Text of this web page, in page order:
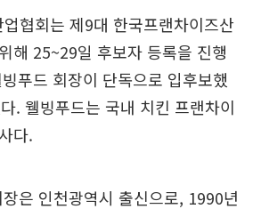
협회는 제9대 한국프랜차이즈산
해 25~29일 후보자 등록을 진행
푸드 회장이 단독으로 입후보했
. 웰빙푸드는 국내 치킨 프랜차이
다.
은 인천광역시 출신으로, 1990년